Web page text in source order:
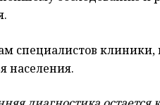
специалистов
населения.